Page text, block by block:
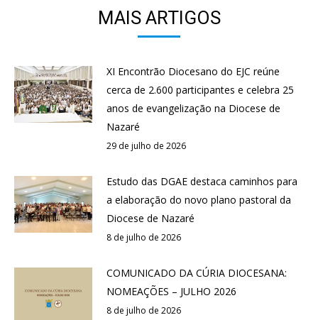
MAIS ARTIGOS
XI Encontrão Diocesano do EJC reúne
cerca de 2.600 participantes e celebra 25
anos de evangelização na Diocese de
Nazaré
29 de julho de 2026
Estudo das DGAE destaca caminhos para
a elaboração do novo plano pastoral da
Diocese de Nazaré
8 de julho de 2026
COMUNICADO DA CÚRIA DIOCESANA:
NOMEAÇÕES – JULHO 2026
8 de julho de 2026